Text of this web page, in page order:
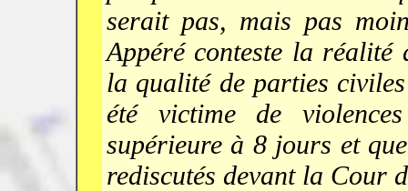
serait pas, mais pas
Appéré conteste la réalité
la qualité de parties
été victime de
supérieure à 8 jours et
rediscutés devant la Cour